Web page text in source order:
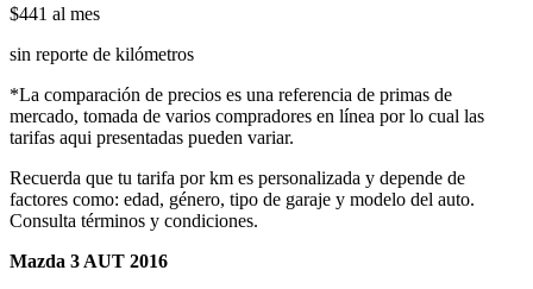
$441 al mes
sin reporte de kilómetros
*La comparación de precios es una referencia de primas de
mercado, tomada de varios compradores en línea por lo cual las
tarifas aqui presentadas pueden variar.
Recuerda que tu tarifa por km es personalizada y depende de
factores como: edad, género, tipo de garaje y modelo del auto.
Consulta términos y condiciones.
Mazda 3 AUT 2016